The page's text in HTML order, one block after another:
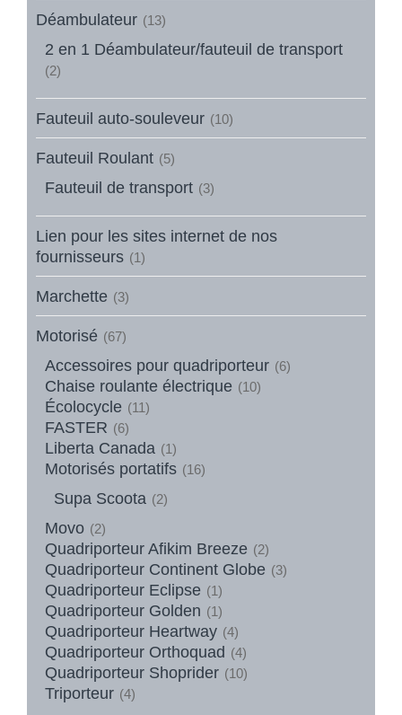
Déambulateur (13)
2 en 1 Déambulateur/fauteuil de transport
(2)
Fauteuil auto-souleveur (10)
Fauteuil Roulant (5)
Fauteuil de transport (3)
Lien pour les sites internet de nos
fournisseurs (1)
Marchette (3)
Motorisé (67)
Accessoires pour quadriporteur (6)
Chaise roulante électrique (10)
Écolocycle (11)
FASTER (6)
Liberta Canada (1)
Motorisés portatifs (16)
Supa Scoota (2)
Movo (2)
Quadriporteur Afikim Breeze (2)
Quadriporteur Continent Globe (3)
Quadriporteur Eclipse (1)
Quadriporteur Golden (1)
Quadriporteur Heartway (4)
Quadriporteur Orthoquad (4)
Quadriporteur Shoprider (10)
Triporteur (4)